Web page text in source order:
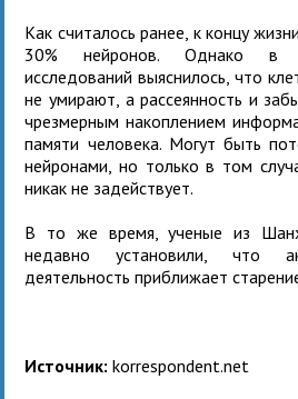
Как считалось ранее, к концу
30% нейронов. Однако в
исследований выяснилось, что
не умирают, а рассеянность и
чрезмерным накоплением
памяти человека. Могут быть
нейронами, но только в том
никак не задействует.
В то же время, ученые из
недавно установили, что
деятельность приближает
Источник: korrespondent.net